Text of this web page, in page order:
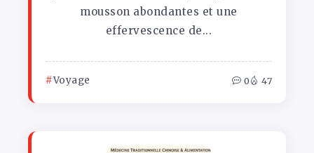
mousson abondantes et une
effervescence de...
Voyage 0 47